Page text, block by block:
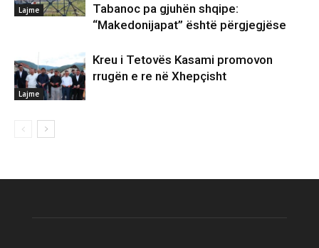
Lajme
Tabanoc pa gjuhën shqipe:
“Makedonijapat” është përgjegjëse
Lajme
Kreu i Tetovës Kasami promovon
rrugën e re në Xhepçisht